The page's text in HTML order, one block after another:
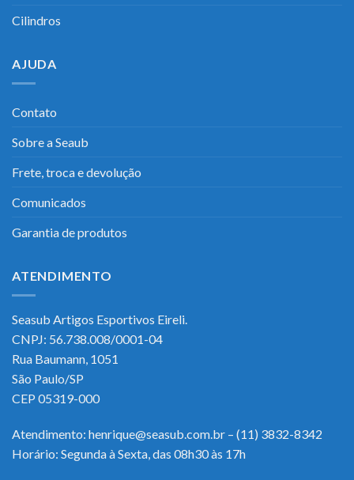
Cilindros
AJUDA
Contato
Sobre a Seaub
Frete, troca e devolução
Comunicados
Garantia de produtos
ATENDIMENTO
Seasub Artigos Esportivos Eireli.
CNPJ: 56.738.008/0001-04
Rua Baumann, 1051
São Paulo/SP
CEP 05319-000
Atendimento: henrique@seasub.com.br – (11) 3832-8342
Horário: Segunda à Sexta, das 08h30 às 17h